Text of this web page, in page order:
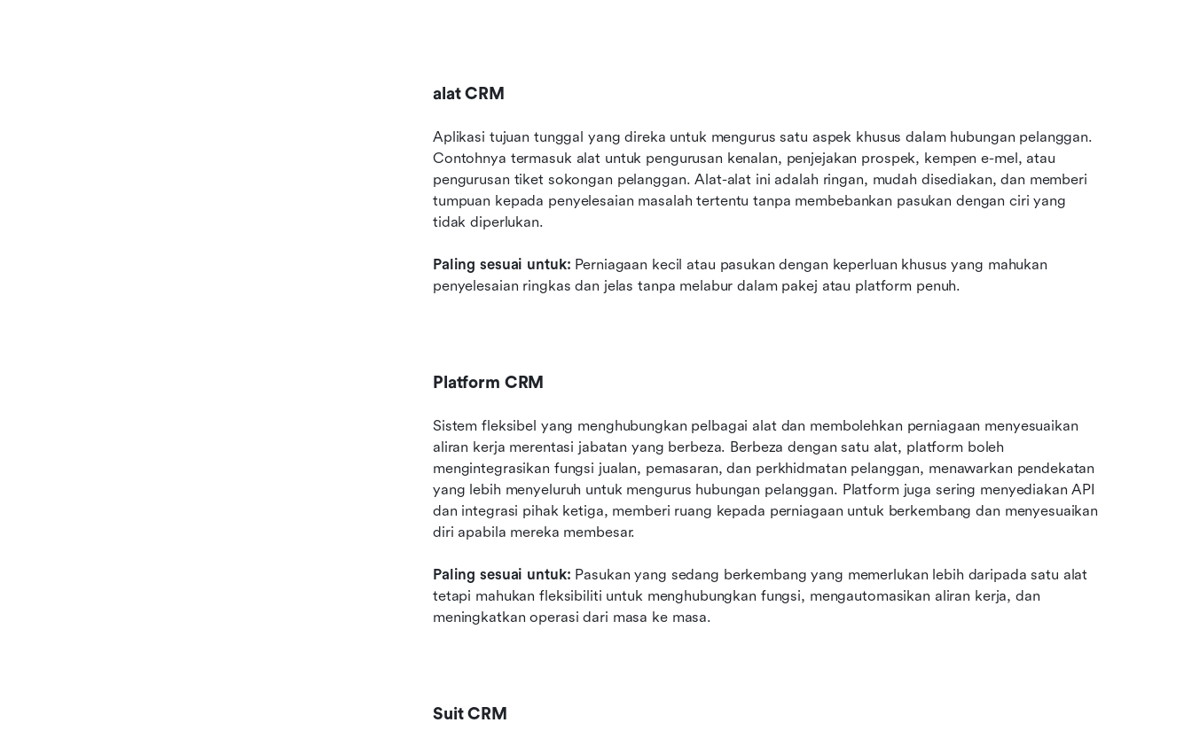
alat CRM
Aplikasi tujuan tunggal yang direka untuk mengurus satu aspek khusus dalam hubungan pelanggan.
Contohnya termasuk alat untuk pengurusan kenalan, penjejakan prospek, kempen e-mel, atau
pengurusan tiket sokongan pelanggan. Alat-alat ini adalah ringan, mudah disediakan, dan memberi
tumpuan kepada penyelesaian masalah tertentu tanpa membebankan pasukan dengan ciri yang
tidak diperlukan.
Paling sesuai untuk: Perniagaan kecil atau pasukan dengan keperluan khusus yang mahukan
penyelesaian ringkas dan jelas tanpa melabur dalam pakej atau platform penuh.
Platform CRM
Sistem fleksibel yang menghubungkan pelbagai alat dan membolehkan perniagaan menyesuaikan
aliran kerja merentasi jabatan yang berbeza. Berbeza dengan satu alat, platform boleh
mengintegrasikan fungsi jualan, pemasaran, dan perkhidmatan pelanggan, menawarkan pendekatan
yang lebih menyeluruh untuk mengurus hubungan pelanggan. Platform juga sering menyediakan API
dan integrasi pihak ketiga, memberi ruang kepada perniagaan untuk berkembang dan menyesuaikan
diri apabila mereka membesar.
Paling sesuai untuk: Pasukan yang sedang berkembang yang memerlukan lebih daripada satu alat
tetapi mahukan fleksibiliti untuk menghubungkan fungsi, mengautomasikan aliran kerja, dan
meningkatkan operasi dari masa ke masa.
Suit CRM